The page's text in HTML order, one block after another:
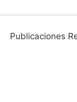
Publicaciones